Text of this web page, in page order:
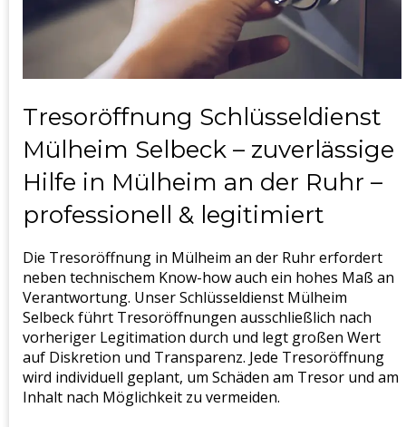
Tresoröffnung Schlüsseldienst
Mülheim Selbeck – zuverlässige
Hilfe in Mülheim an der Ruhr –
professionell & legitimiert
Die Tresoröffnung in Mülheim an der Ruhr erfordert
neben technischem Know-how auch ein hohes Maß an
Verantwortung. Unser Schlüsseldienst Mülheim
Selbeck führt Tresoröffnungen ausschließlich nach
vorheriger Legitimation durch und legt großen Wert
auf Diskretion und Transparenz. Jede Tresoröffnung
wird individuell geplant, um Schäden am Tresor und am
Inhalt nach Möglichkeit zu vermeiden.